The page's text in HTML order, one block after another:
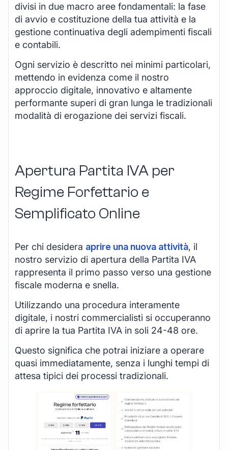
divisi in due macro aree fondamentali: la fase
di avvio e costituzione della tua attività e la
gestione continuativa degli adempimenti fiscali
e contabili.
Ogni servizio è descritto nei minimi particolari,
mettendo in evidenza come il nostro
approccio digitale, innovativo e altamente
performante superi di gran lunga le tradizionali
modalità di erogazione dei servizi fiscali.
Apertura Partita IVA per
Regime Forfettario e
Semplificato Online
Per chi desidera aprire una nuova attività, il
nostro servizio di apertura della Partita IVA
rappresenta il primo passo verso una gestione
fiscale moderna e snella.
Utilizzando una procedura interamente
digitale, i nostri commercialisti si occuperanno
di aprire la tua Partita IVA in soli 24-48 ore.
Questo significa che potrai iniziare a operare
quasi immediatamente, senza i lunghi tempi di
attesa tipici dei processi tradizionali.